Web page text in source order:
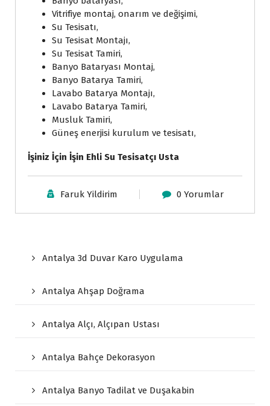
Vitrifiye montaj, onarım ve değişimi,
Su Tesisatı,
Su Tesisat Montajı,
Su Tesisat Tamiri,
Banyo Bataryası Montaj,
Banyo Batarya Tamiri,
Lavabo Batarya Montajı,
Lavabo Batarya Tamiri,
Musluk Tamiri,
Güneş enerjisi kurulum ve tesisatı,
İşiniz İçin İşin Ehli Su Tesisatçı Usta
Faruk Yildirim 0 Yorumlar
Antalya 3d Duvar Karo Uygulama
Antalya Ahşap Doğrama
Antalya Alçı, Alçıpan Ustası
Antalya Bahçe Dekorasyon
Antalya Banyo Tadilat ve Duşakabin